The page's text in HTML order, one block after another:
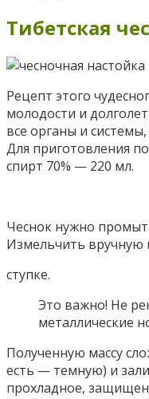
Тибетская
Рецепт этого
молодости и
все органы и
Для приготовления
спирт 70% — 220 мл.
Чеснок нужно
Измельчить вручную
ступке.
Это важно! Не
металлические
Полученную массу
есть — темную) и
прохладное,